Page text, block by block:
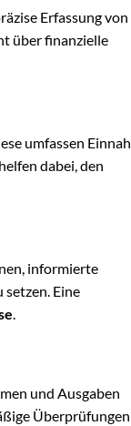
Erfassung von
über finanzielle
umfassen
dabei, den
informierte
Eine
und Ausgaben